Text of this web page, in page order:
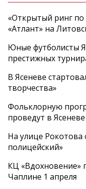
«Открытый ринг по
«Атлант» на
Юные футболисты
престижных
В Ясеневе
творчества»
Фольклорную
проведут в
На улице
полицейский»
КЦ «Вдохновение»
Чаплине 1 апреля